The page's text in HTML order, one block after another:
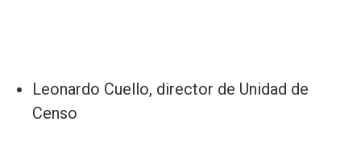
Leonardo Cuello, director de Unidad de
Censo